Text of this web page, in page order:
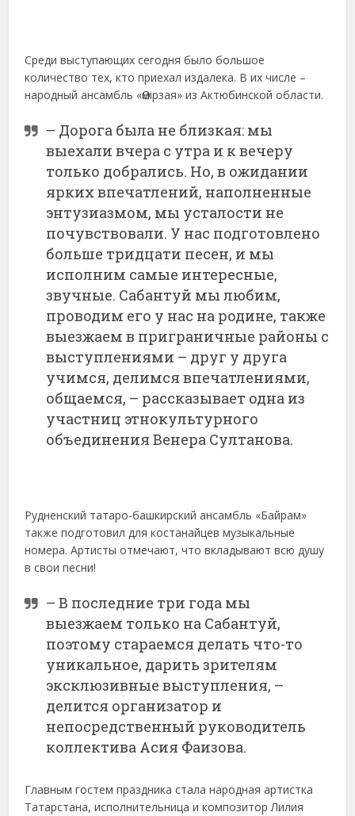
Среди выступающих сегодня было большое
количество тех, кто приехал издалека. В их числе –
народный ансамбль «Өмірзая» из Актюбинской области.
– Дорога была не близкая: мы
выехали вчера с утра и к вечеру
только добрались. Но, в ожидании
ярких впечатлений, наполненные
энтузиазмом, мы усталости не
почувствовали. У нас подготовлено
больше тридцати песен, и мы
исполним самые интересные,
звучные. Сабантуй мы любим,
проводим его у нас на родине, также
выезжаем в приграничные районы с
выступлениями – друг у друга
учимся, делимся впечатлениями,
общаемся, – рассказывает одна из
участниц этнокультурного
объединения Венера Султанова.
Рудненский татаро-башкирский ансамбль «Байрам»
также подготовил для костанайцев музыкальные
номера. Артисты отмечают, что вкладывают всю душу
в свои песни!
– В последние три года мы
выезжаем только на Сабантуй,
поэтому стараемся делать что-то
уникальное, дарить зрителям
эксклюзивные выступления, –
делится организатор и
непосредственный руководитель
коллектива Асия Фаизова.
Главным гостем праздника стала народная артистка
Татарстана, исполнительница и композитор Лилия